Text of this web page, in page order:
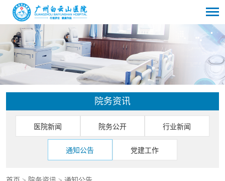
院务资讯
医院新闻 院务公开 行业新闻
通知公告 党建工作